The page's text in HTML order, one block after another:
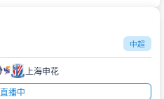
中超
上海申花
直播中